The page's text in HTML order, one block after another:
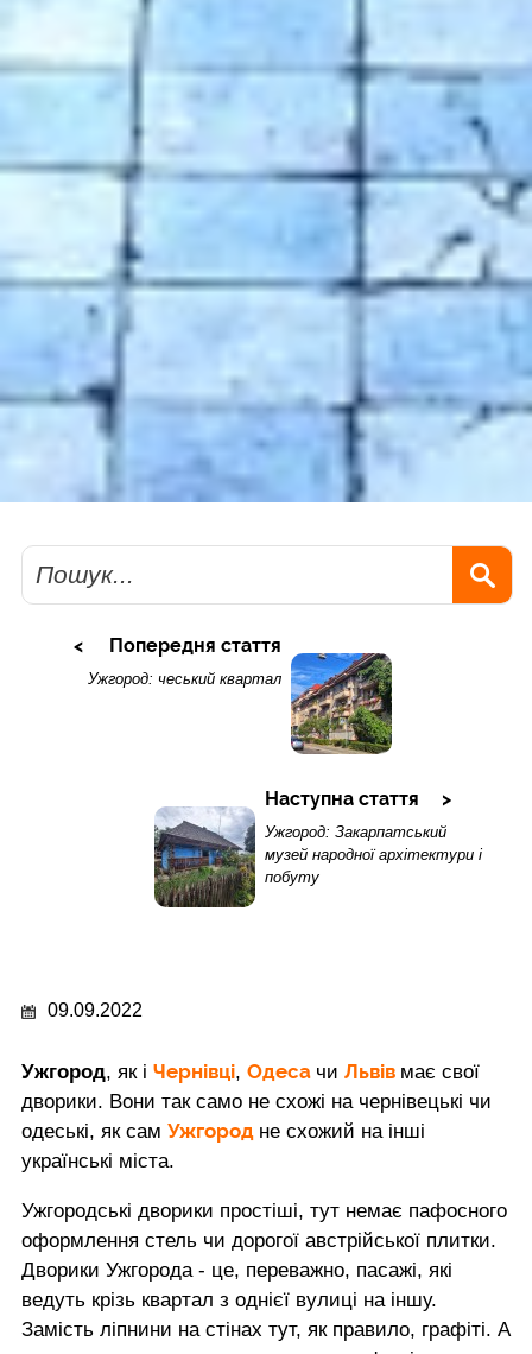
Пошук
Попередня стаття
Ужгород: чеський квартал
Наступна стаття
Ужгород: Закарпатський
музей народної архітектури і
побуту
09.09.2022
Ужгород, як і Чернівці, Одеса чи Львів має свої
дворики. Вони так само не схожі на чернівецькі чи
одеські, як сам Ужгород не схожий на інші
українські міста.
Ужгородські дворики простіші, тут немає пафосного
оформлення стель чи дорогої австрійської плитки.
Дворики Ужгорода - це, переважно, пасажі, які
ведуть крізь квартал з однієї вулиці на іншу.
Замість ліпнини на стінах тут, як правило, графіті. А